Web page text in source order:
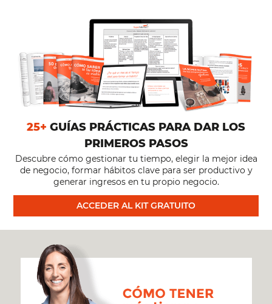
25+ GUÍAS PRÁCTICAS PARA DAR LOS
PRIMEROS PASOS
Descubre cómo gestionar tu tiempo, elegir la mejor idea
de negocio, formar hábitos clave para ser productivo y
generar ingresos en tu propio negocio.
ACCEDER AL KIT GRATUITO